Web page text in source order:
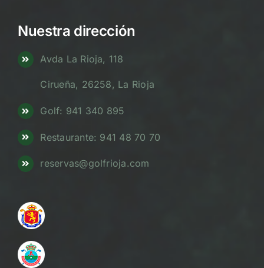
Nuestra dirección
Avda La Rioja, 118
Cirueña, 26258, La Rioja
Golf: 941 340 895
Restaurante: 941 48 70 70
reservas@golfrioja.com